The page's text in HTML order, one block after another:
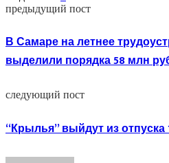
предыдущий пост
В Самаре на летнее
выделили порядка 58 млн
следующий пост
“Крылья” выйдут из